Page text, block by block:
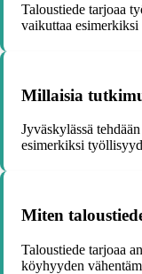
Taloustiede tarjoaa
vaikuttaa
Millaisia
Jyväskylässä
esimerkiksi
Miten
Taloustiede tarjoaa
köyhyyden